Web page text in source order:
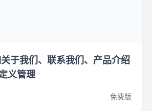
于我们、联系我们、产品介绍
义管理
免费版